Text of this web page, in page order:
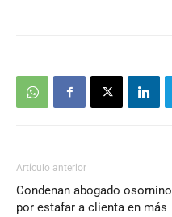
Artículo anterior
Condenan abogado osornino
por estafar a clienta en más